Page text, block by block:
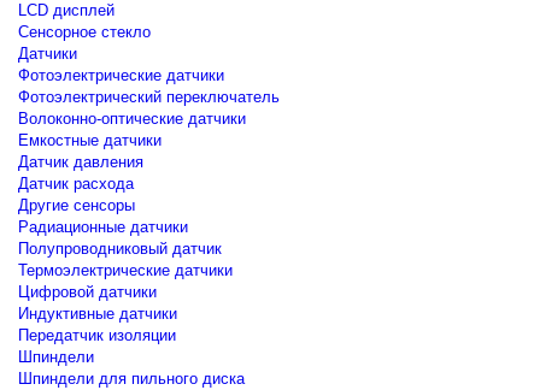
LCD дисплей
Сенсорное стекло
Датчики
Фотоэлектрические датчики
Фотоэлектрический переключатель
Волоконно-оптические датчики
Емкостные датчики
Датчик давления
Датчик расхода
Другие сенсоры
Радиационные датчики
Полупроводниковый датчик
Термоэлектрические датчики
Цифровой датчики
Индуктивные датчики
Передатчик изоляции
Шпиндели
Шпиндели для пильного диска